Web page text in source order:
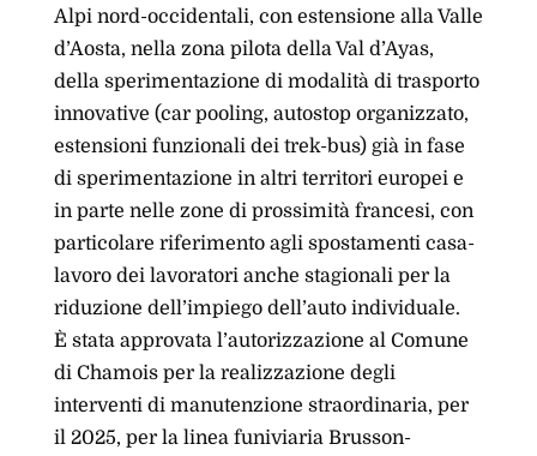
Alpi nord-occidentali, con estensione alla Valle
d’Aosta, nella zona pilota della Val d’Ayas,
della sperimentazione di modalità di trasporto
innovative (car pooling, autostop organizzato,
estensioni funzionali dei trek-bus) già in fase
di sperimentazione in altri territori europei e
in parte nelle zone di prossimità francesi, con
particolare riferimento agli spostamenti casa-
lavoro dei lavoratori anche stagionali per la
riduzione dell’impiego dell’auto individuale.
È stata approvata l’autorizzazione al Comune
di Chamois per la realizzazione degli
interventi di manutenzione straordinaria, per
il 2025, per la linea funiviaria Brusson-